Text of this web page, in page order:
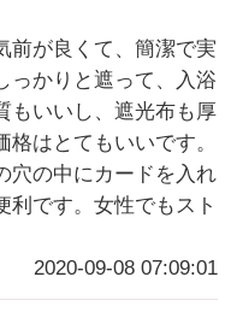
前が良くて、簡潔で実
っかりと遮って、入浴
もいいし、遮光布も厚
はとてもいいです。
穴の中にカードを入れ
利です。女性でもスト
2020-09-08 07:09:01